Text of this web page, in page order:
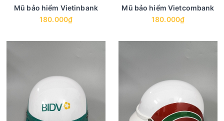
Mũ bảo hiểm Vietinbank
180.000₫
Mũ bảo hiểm Vietcombank
180.000₫